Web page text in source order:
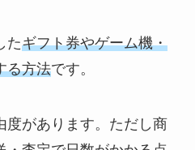
たギフト券やゲーム機・
る方法です。
度があります。ただし商